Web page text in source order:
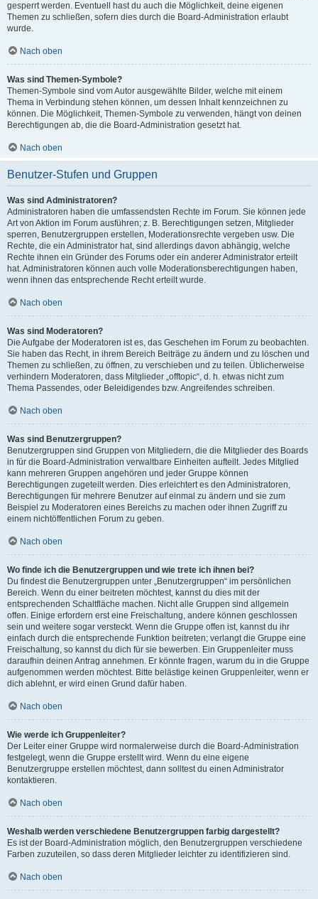
gesperrt werden. Eventuell hast du auch die Möglichkeit, deine eigenen
Themen zu schließen, sofern dies durch die Board-Administration erlaubt
wurde.
Nach oben
Was sind Themen-Symbole?
Themen-Symbole sind vom Autor ausgewählte Bilder, welche mit einem
Thema in Verbindung stehen können, um dessen Inhalt kennzeichnen zu
können. Die Möglichkeit, Themen-Symbole zu verwenden, hängt von deinen
Berechtigungen ab, die die Board-Administration gesetzt hat.
Nach oben
Benutzer-Stufen und Gruppen
Was sind Administratoren?
Administratoren haben die umfassendsten Rechte im Forum. Sie können jede
Art von Aktion im Forum ausführen; z. B. Berechtigungen setzen, Mitglieder
sperren, Benutzergruppen erstellen, Moderationsrechte vergeben usw. Die
Rechte, die ein Administrator hat, sind allerdings davon abhängig, welche
Rechte ihnen ein Gründer des Forums oder ein anderer Administrator erteilt
hat. Administratoren können auch volle Moderationsberechtigungen haben,
wenn ihnen das entsprechende Recht erteilt wurde.
Nach oben
Was sind Moderatoren?
Die Aufgabe der Moderatoren ist es, das Geschehen im Forum zu beobachten.
Sie haben das Recht, in ihrem Bereich Beiträge zu ändern und zu löschen und
Themen zu schließen, zu öffnen, zu verschieben und zu teilen. Üblicherweise
verhindern Moderatoren, dass Mitglieder „offtopic“, d. h. etwas nicht zum
Thema Passendes, oder Beleidigendes bzw. Angreifendes schreiben.
Nach oben
Was sind Benutzergruppen?
Benutzergruppen sind Gruppen von Mitgliedern, die die Mitglieder des Boards
in für die Board-Administration verwaltbare Einheiten aufteilt. Jedes Mitglied
kann mehreren Gruppen angehören und jeder Gruppe können
Berechtigungen zugeteilt werden. Dies erleichtert es den Administratoren,
Berechtigungen für mehrere Benutzer auf einmal zu ändern und sie zum
Beispiel zu Moderatoren eines Bereichs zu machen oder ihnen Zugriff zu
einem nichtöffentlichen Forum zu geben.
Nach oben
Wo finde ich die Benutzergruppen und wie trete ich ihnen bei?
Du findest die Benutzergruppen unter „Benutzergruppen“ im persönlichen
Bereich. Wenn du einer beitreten möchtest, kannst du dies mit der
entsprechenden Schaltfläche machen. Nicht alle Gruppen sind allgemein
offen. Einige erfordern erst eine Freischaltung, andere können geschlossen
sein und weitere sogar versteckt. Wenn die Gruppe offen ist, kannst du ihr
einfach durch die entsprechende Funktion beitreten; verlangt die Gruppe eine
Freischaltung, so kannst du dich für sie bewerben. Ein Gruppenleiter muss
daraufhin deinen Antrag annehmen. Er könnte fragen, warum du in die Gruppe
aufgenommen werden möchtest. Bitte belästige keinen Gruppenleiter, wenn er
dich ablehnt, er wird einen Grund dafür haben.
Nach oben
Wie werde ich Gruppenleiter?
Der Leiter einer Gruppe wird normalerweise durch die Board-Administration
festgelegt, wenn die Gruppe erstellt wird. Wenn du eine eigene
Benutzergruppe erstellen möchtest, dann solltest du einen Administrator
kontaktieren.
Nach oben
Weshalb werden verschiedene Benutzergruppen farbig dargestellt?
Es ist der Board-Administration möglich, den Benutzergruppen verschiedene
Farben zuzuteilen, so dass deren Mitglieder leichter zu identifizieren sind.
Nach oben